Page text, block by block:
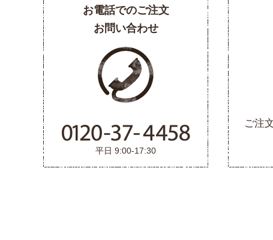
お電話でのご注文
お問い合わせ
平日 9:00-17:30
ご注